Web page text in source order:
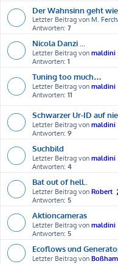
Der Wahnsinn geht
Letzter Beitrag von M.
Antworten: 7
Nicola Danzi ...
Letzter Beitrag von maldini
Antworten: 1
Tuning too much…
Letzter Beitrag von maldini
Antworten: 11
Schwarzer Ur-ID auf
Letzter Beitrag von maldini
Antworten: 9
Suchbild
Letzter Beitrag von maldini
Antworten: 4
Bat out of hell..
Letzter Beitrag von Robert
Antworten: 5
Aktioncameras
Letzter Beitrag von maldini
Antworten: 5
Ecoflows und
Letzter Beitrag von